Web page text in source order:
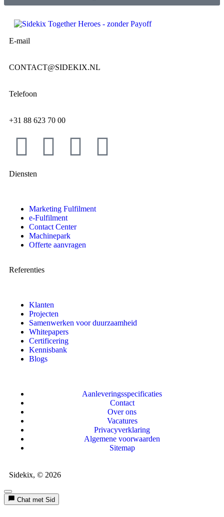
E-mail
CONTACT@SIDEKIX.NL
Telefoon
+31 88 623 70 00
Diensten
Marketing Fulfilment
e-Fulfilment
Contact Center
Machinepark
Offerte aanvragen
Referenties
Klanten
Projecten
Samenwerken voor duurzaamheid
Whitepapers
Certificering
Kennisbank
Blogs
Aanleveringsspecificaties
Contact
Over ons
Vacatures
Privacyverklaring
Algemene voorwaarden
Sitemap
Sidekix, © 2026
Chat met Sid